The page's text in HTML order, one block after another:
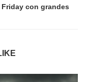
con grandes